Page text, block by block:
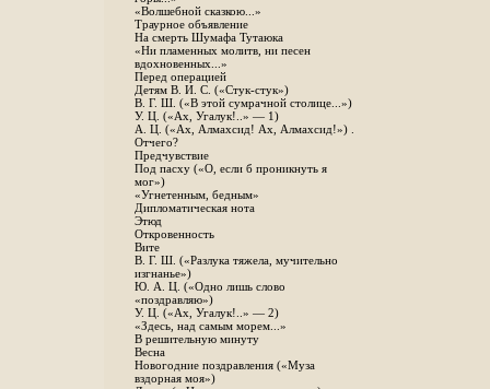
«Волшебной сказкою...»
Траурное объявление
На смерть Шумафа Тутаюка
«Ни пламенных молитв, ни песен
вдохновенных...»
Перед операцией
Детям В. И. С. («Стук-стук»)
В. Г. Ш. («В этой сумрачной столице...»)
У. Ц. («Ах, Угалук!..» — 1)
А. Ц. («Ах, Алмахсид! Ах, Алмахсид!») .
Отчего?
Предчувствие
Под пасху («О, если б проникнуть я
мог»)
«Угнетенным, бедным»
Дипломатическая нота
Этюд
Откровенность
Вите
B. Г. Ш. («Разлука тяжела, мучительно
изгнанье»)
Ю. А. Ц. («Одно лишь слово
«поздравляю»)
У. Ц. («Ах, Угалук!..» — 2)
«Здесь, над самым морем...»
В решительную минуту
Весна
Новогодние поздравления («Муза
вздорная моя»)